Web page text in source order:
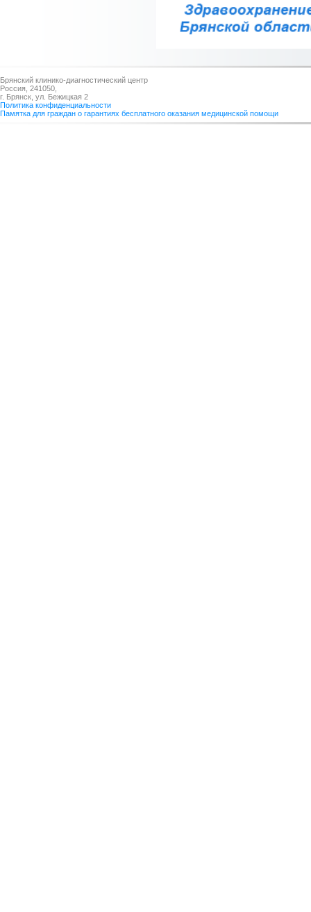
Брянский клинико-диагностический центр
Россия, 241050,
г. Брянск, ул. Бежицкая 2
Политика конфиденциальности
Памятка для граждан о гарантиях бесплатного оказания медицинской помощи